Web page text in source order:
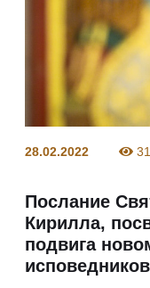
28.02.2022
Послание
Кирилла,
подвига